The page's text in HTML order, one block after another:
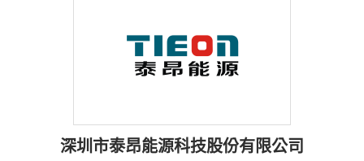
深圳市泰昂能源科技股份有限公司